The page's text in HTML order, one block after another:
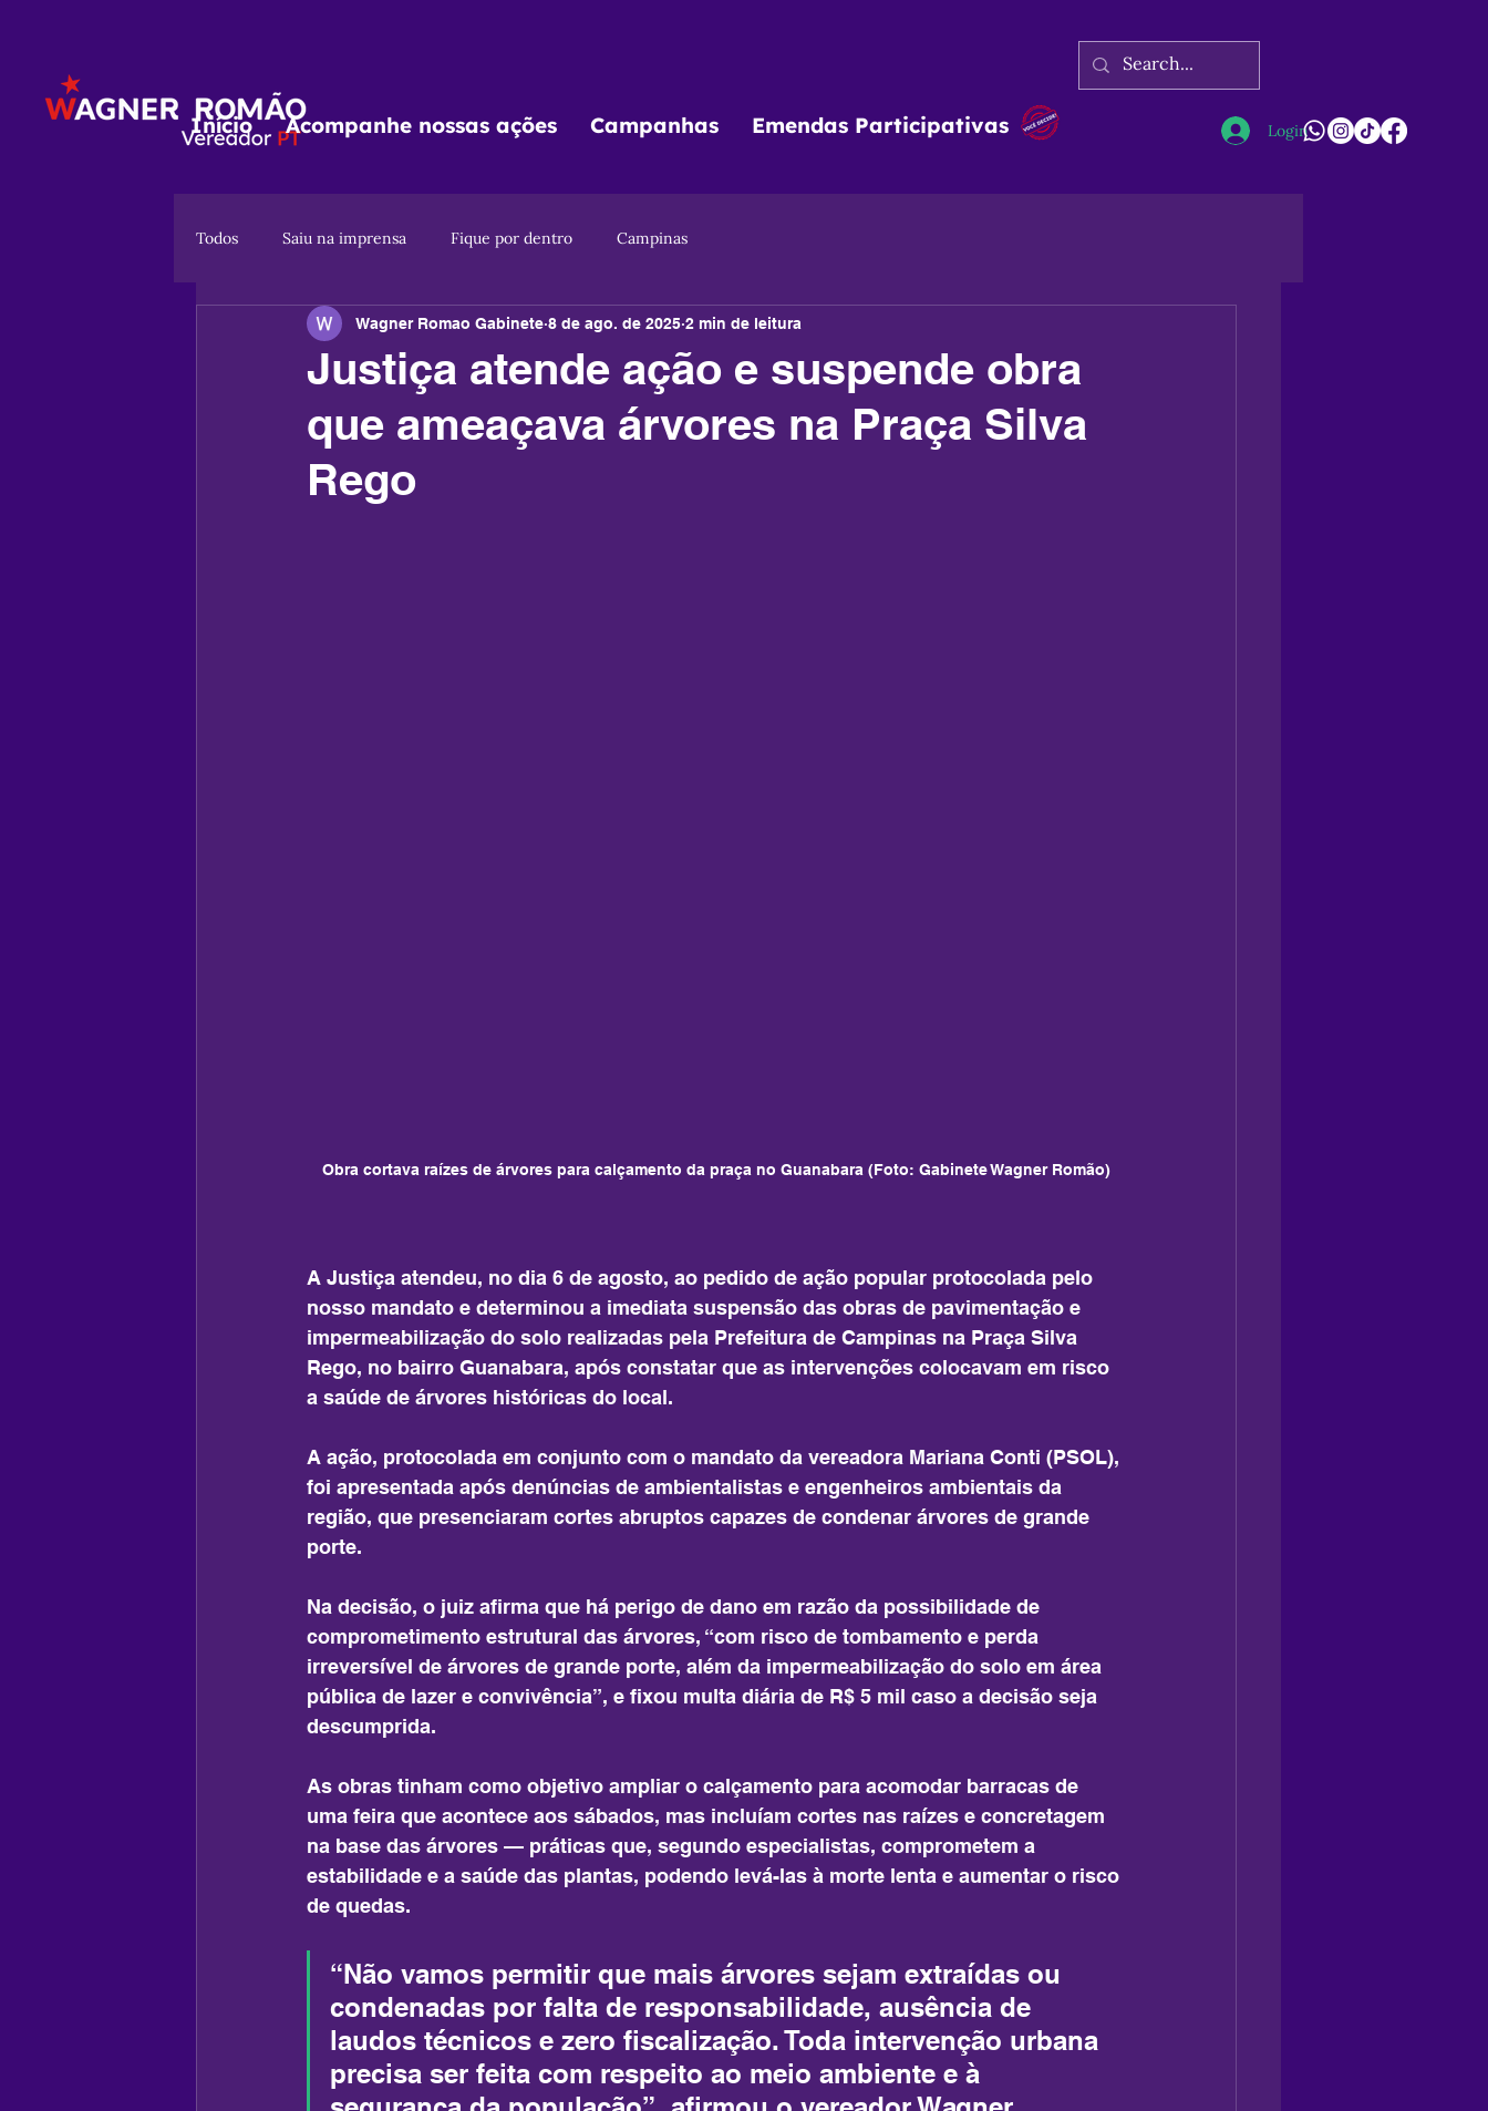
Início Acompanhe nossas ações Campanhas Emendas Participativas Login
Todos Saiu na imprensa Fique por dentro Campinas
Justiça atende ação e suspende obra
que ameaçava árvores na Praça Silva
Rego
Wagner Romao Gabinete 8 de ago. de 2025 2 min de leitura
Obra cortava raízes de árvores para calçamento da praça no Guanabara (Foto: Gabinete Wagner Romão)
A Justiça atendeu, no dia 6 de agosto, ao pedido de ação popular protocolada pelo
nosso mandato e determinou a imediata suspensão das obras de pavimentação e
impermeabilização do solo realizadas pela Prefeitura de Campinas na Praça Silva
Rego, no bairro Guanabara, após constatar que as intervenções colocavam em risco
a saúde de árvores históricas do local.
A ação, protocolada em conjunto com o mandato da vereadora Mariana Conti (PSOL),
foi apresentada após denúncias de ambientalistas e engenheiros ambientais da
região, que presenciaram cortes abruptos capazes de condenar árvores de grande
porte.
Na decisão, o juiz afirma que há perigo de dano em razão da possibilidade de
comprometimento estrutural das árvores, “com risco de tombamento e perda
irreversível de árvores de grande porte, além da impermeabilização do solo em área
pública de lazer e convivência”, e fixou multa diária de R$ 5 mil caso a decisão seja
descumprida.
As obras tinham como objetivo ampliar o calçamento para acomodar barracas de
uma feira que acontece aos sábados, mas incluíam cortes nas raízes e concretagem
na base das árvores — práticas que, segundo especialistas, comprometem a
estabilidade e a saúde das plantas, podendo levá-las à morte lenta e aumentar o risco
de quedas.
“Não vamos permitir que mais árvores sejam extraídas ou
condenadas por falta de responsabilidade, ausência de
laudos técnicos e zero fiscalização. Toda intervenção urbana
precisa ser feita com respeito ao meio ambiente e à